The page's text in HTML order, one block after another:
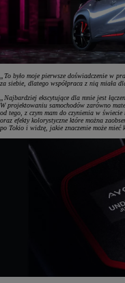
„To było moje pierwsze doświadczenie w
za siebie, dlatego współpraca z nią miała
„Najbardziej ekscytujące dla mnie jest
W projektowaniu samochodów zarówno
od tego, z czym mam do czynienia w
oraz efekty kolorystyczne które można
po Tokio i widzę, jakie znaczenie może mieć